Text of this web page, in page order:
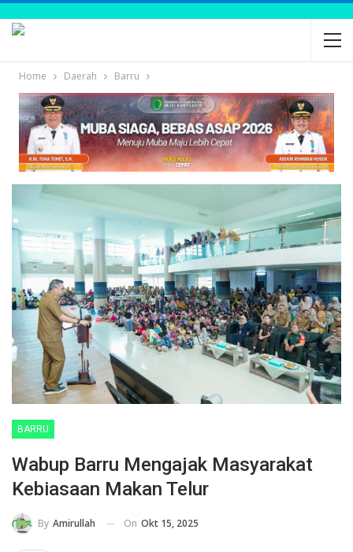
Home Daerah Barru
BARRU
Wabup Barru Mengajak Masyarakat
Kebiasaan Makan Telur
By Amirullah On Okt 15, 2025